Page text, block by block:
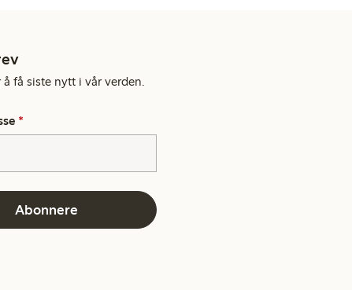
få siste nytt i vår verden.
*
Abonnere